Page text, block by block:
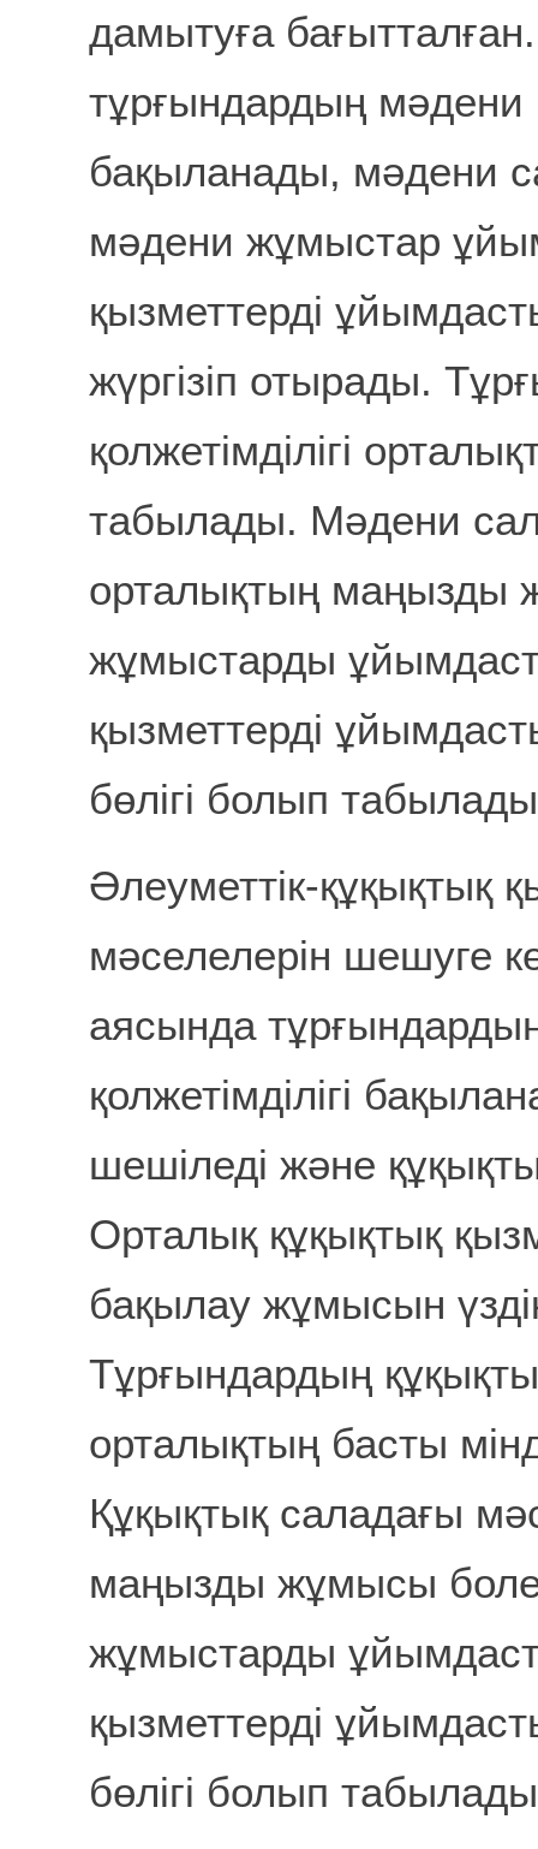
дамытуға
тұрғындардың мәдени
бақыланады, мәдени
мәдени жұмыстар
қызметтерді
жүргізіп отырады.
қолжетімділігі
табылады. Мәдени
орталықтың
жұмыстарды
қызметтерді
бөлігі болып
Әлеуметтік-құқықтық
мәселелерін шешуге
аясында
қолжетімділігі
шешіледі және
Орталық құқықтық
бақылау жұмысын
Тұрғындардың
орталықтың басты
Құқықтық саладағы
маңызды жұмысы
жұмыстарды
қызметтерді
бөлігі болып